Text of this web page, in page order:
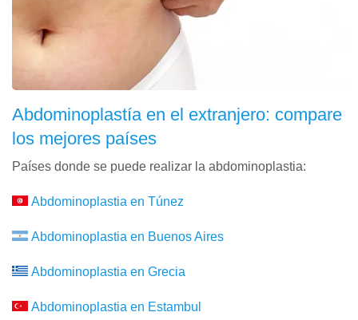
Abdominoplastía en el extranjero: compare
los mejores países
Países donde se puede realizar la abdominoplastia:
Abdominoplastia en Túnez
Abdominoplastia en Buenos Aires
Abdominoplastia en Grecia
Abdominoplastia en Estambul